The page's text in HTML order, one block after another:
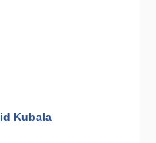
Kubala